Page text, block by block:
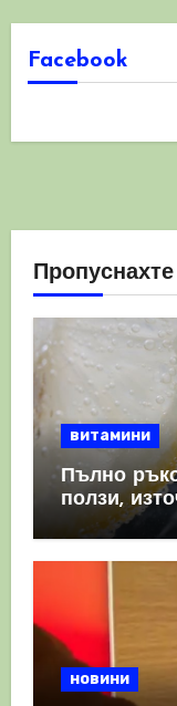
Facebook
Пропуснахте
витамини
Пълно
ползи,
имунната
новини